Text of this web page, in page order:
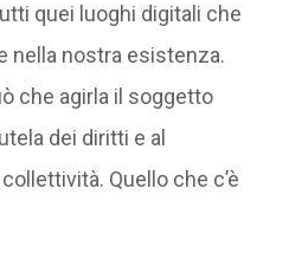
quei luoghi digitali che
nella nostra esistenza.
che agirla il soggetto
dei diritti e al
Quello che c’è